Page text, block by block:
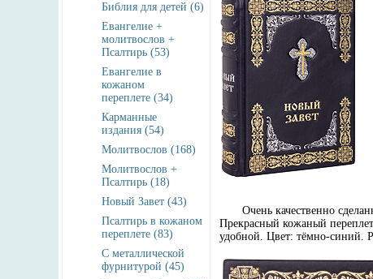
Библия для детей (6)
Евангелие +
молитвослов +
Псалтирь (53)
Евангелие в
кожаном
переплете (34)
Карманные
издания (54)
Молитвослов (168)
Молитвослов +
Псалтирь (18)
Новый Завет (43)
Псалтирь в кожаном
переплете (83)
С металлической
фурнитурой (45)
Очень качественно
Прекрасный кожаный
удобной. Цвет: тёмно-синий.